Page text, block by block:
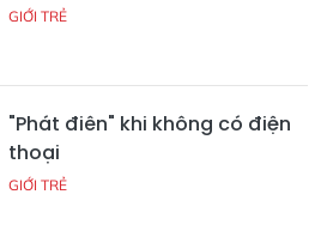
GIỚI TRẺ
"Phát điên" khi không có điện
thoại
GIỚI TRẺ